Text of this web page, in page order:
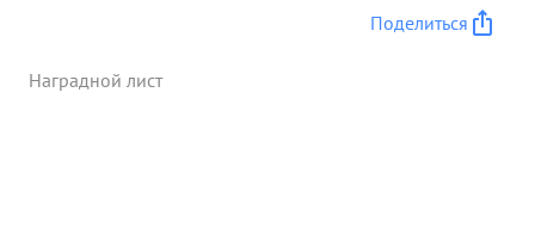
Поделиться
Наградной лист